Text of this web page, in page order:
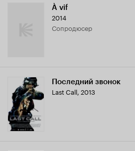
À vif
2014
сопродюсер
Последний звонок
Last Call, 2013